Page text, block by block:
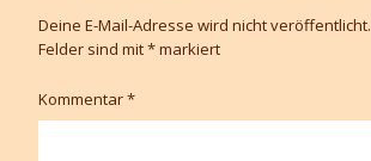
Deine E-Mail-Adresse wird nicht veröffentlicht.
Felder sind mit*markiert
Kommentar*